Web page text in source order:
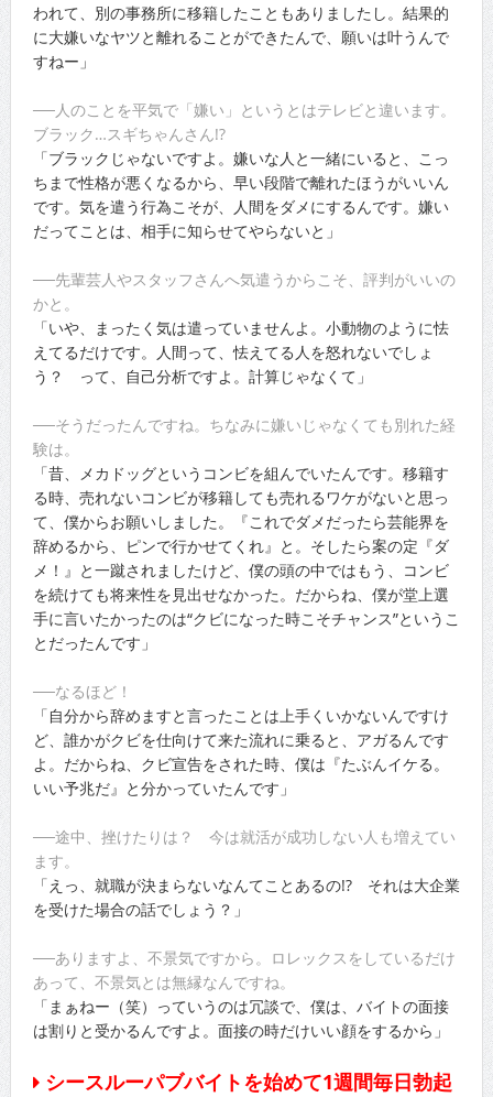
われて、別の事務所に移籍したこともありましたし。結果的
に大嫌いなヤツと離れることができたんで、願いは叶うんで
すねー」
──人のことを平気で「嫌い」というとはテレビと違います。
ブラック…スギちゃんさん!?
「ブラックじゃないですよ。嫌いな人と一緒にいると、こっ
ちまで性格が悪くなるから、早い段階で離れたほうがいいん
です。気を遣う行為こそが、人間をダメにするんです。嫌い
だってことは、相手に知らせてやらないと」
──先輩芸人やスタッフさんへ気遣うからこそ、評判がいいの
かと。
「いや、まったく気は遣っていませんよ。小動物のように怯
えてるだけです。人間って、怯えてる人を怒れないでしょ
う？ って、自己分析ですよ。計算じゃなくて」
──そうだったんですね。ちなみに嫌いじゃなくても別れた経
験は。
「昔、メカドッグというコンビを組んでいたんです。移籍す
る時、売れないコンビが移籍しても売れるワケがないと思っ
て、僕からお願いしました。『これでダメだったら芸能界を
辞めるから、ピンで行かせてくれ』と。そしたら案の定『ダ
メ！』と一蹴されましたけど、僕の頭の中ではもう、コンビ
を続けても将来性を見出せなかった。だからね、僕が堂上選
手に言いたかったのは“クビになった時こそチャンス”というこ
とだったんです」
──なるほど！
「自分から辞めますと言ったことは上手くいかないんですけ
ど、誰かがクビを仕向けて来た流れに乗ると、アガるんです
よ。だからね、クビ宣告をされた時、僕は『たぶんイケる。
いい予兆だ』と分かっていたんです」
──途中、挫けたりは？ 今は就活が成功しない人も増えてい
ます。
「えっ、就職が決まらないなんてことあるの!? それは大企業
を受けた場合の話でしょう？」
──ありますよ、不景気ですから。ロレックスをしているだけ
あって、不景気とは無縁なんですね。
「まぁねー（笑）っていうのは冗談で、僕は、バイトの面接
は割りと受かるんですよ。面接の時だけいい顔をするから」
シースルーパブバイトを始めて1週間毎日勃起